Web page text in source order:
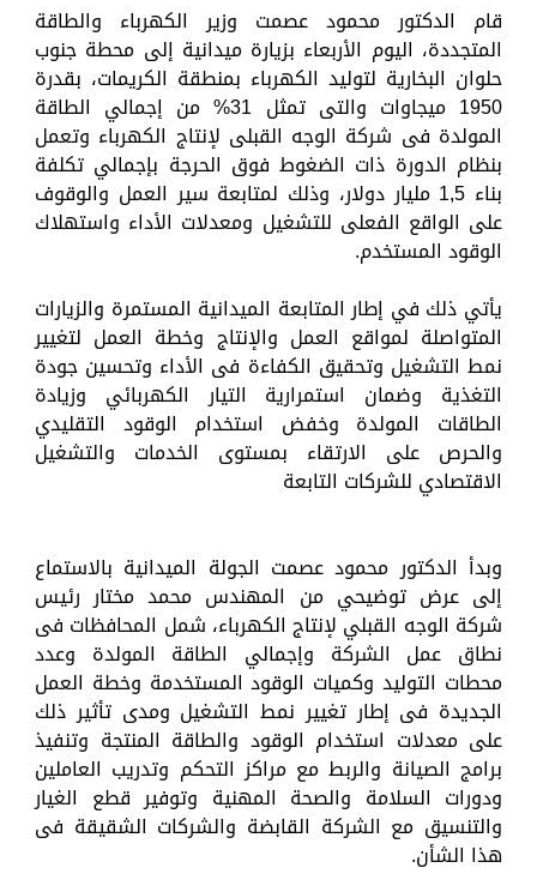
قام الدكتور محمود عصمت وزير الكهرباء والطاقة
المتجددة، اليوم الأربعاء بزيارة ميدانية إلى محطة جنوب
حلوان البخارية لتوليد الكهرباء بمنطقة الكريمات، بقدرة
1950 ميجاوات والتى تمثل 31% من إجمالي الطاقة
المولدة فى شركة الوجه القبلى لإنتاج الكهرباء وتعمل
بنظام الدورة ذات الضغوط فوق الحرجة بإجمالي تكلفة
بناء 1,5 مليار دولار، وذلك لمتابعة سير العمل والوقوف
على الواقع الفعلى للتشغيل ومعدلات الأداء واستهلاك
الوقود المستخدم.
يأتي ذلك في إطار المتابعة الميدانية المستمرة والزيارات
المتواصلة لمواقع العمل والإنتاج وخطة العمل لتغيير
نمط التشغيل وتحقيق الكفاءة فى الأداء وتحسين جودة
التغذية وضمان استمرارية التيار الكهربائي وزيادة
الطاقات المولدة وخفض استخدام الوقود التقليدي
والحرص على الارتقاء بمستوى الخدمات والتشغيل
الاقتصادي للشركات التابعة
وبدأ الدكتور محمود عصمت الجولة الميدانية بالاستماع
إلى عرض توضيحي من المهندس محمد مختار رئيس
شركة الوجه القبلي لإنتاج الكهرباء، شمل المحافظات فى
نطاق عمل الشركة وإجمالي الطاقة المولدة وعدد
محطات التوليد وكميات الوقود المستخدمة وخطة العمل
الجديدة فى إطار تغيير نمط التشغيل ومدى تأثير ذلك
على معدلات استخدام الوقود والطاقة المنتجة وتنفيذ
برامج الصيانة والربط مع مراكز التحكم وتدريب العاملين
ودورات السلامة والصحة المهنية وتوفير قطع الغيار
والتنسيق مع الشركة القابضة والشركات الشقيقة فى
هذا الشأن.